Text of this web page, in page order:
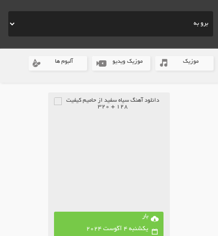
موزیک موزیک ویدیو آلبوم ها
بار
یکشنبه 4 آگوست 2024